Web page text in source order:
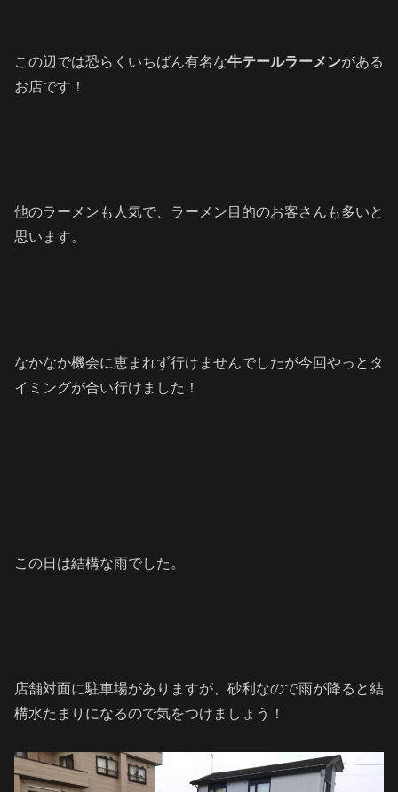
この辺では恐らくいちばん有名な牛テールラーメンがある
お店です！
他のラーメンも人気で、ラーメン目的のお客さんも多いと
思います。
なかなか機会に恵まれず行けませんでしたが今回やっとタ
イミングが合い行けました！
この日は結構な雨でした。
店舗対面に駐車場がありますが、砂利なので雨が降ると結
構水たまりになるので気をつけましょう！